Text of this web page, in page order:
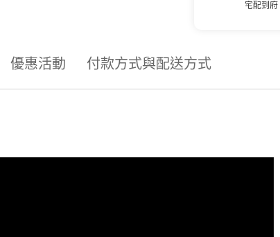
宅配到府
優惠活動 付款方式與配送方式